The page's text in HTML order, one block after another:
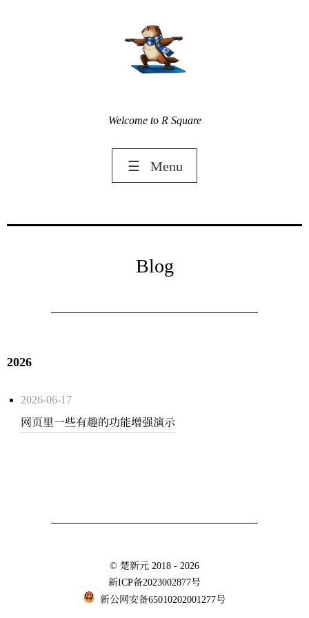
Welcome to R Square
☰ Menu
Blog
2026
2026-06-17
网页里一些有趣的功能增强演示
© 楚新元 2018 - 2026
新ICP备2023002877号
新公网安备65010202001277号